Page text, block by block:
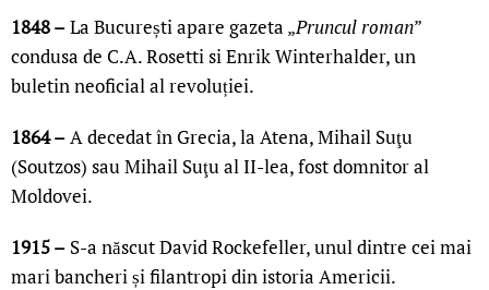
1848 –La București apare gazeta „Pruncul roman”
condusa de C.A. Rosetti si Enrik Winterhalder, un
buletin neoficial al revoluției.
1864 – A decedat în Grecia, la Atena, Mihail Suţu
(Soutzos) sau Mihail Suţu al II-lea, fost domnitor al
Moldovei.
1915 – S-a născut David Rockefeller, unul dintre cei mai
mari bancheri și filantropi din istoria Americii.